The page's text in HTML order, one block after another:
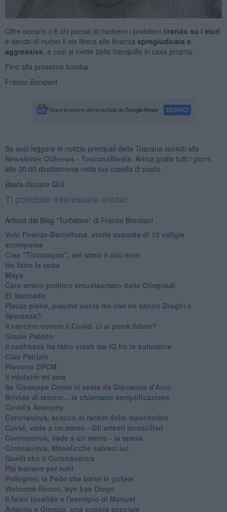
Oltre oceano c’è chi pensa di risolvere i problemi tirando su i muri
e dando di nuovo il via libera alla finanza spregiudicata e
aggressiva, e così si mette bello tranquillo in casa propria.
Fino alla prossima bomba.
Franco Bonciani
Se vuoi leggere le notizie principali della Toscana iscriviti alla
Newsletter QUInews - ToscanaMedia. Arriva gratis tutti i giorni
alle 20:00 direttamente nella tua casella di posta.
Basta cliccare QUI
Ti potrebbe interessare anche:
Articoli dal Blog “Turbative” di Franco Bonciani
Volo Firenze-Barcellona, storia assurda di 12 valigie
scomparse
Ciao "Titostagno", sei stato il mio eroe
Ho fatto la terza
Maya
Caro amico politico entusiasmato dalle Olimpiadi
El Vacinado
Piazze piene, piscine vuote ma che ne sanno Draghi e
Speranza?
​Il vaccino contro il Covid, ci si potrà fidare?
Grazie Pablito
Il cashback ha fatto crash ma IO ho la soluzione
Ciao Patrizio
Piovono DPCM
Il ministro mi ama
Se Giuseppe Conte si veste da Giovanna d'Arco
Brivido di terrore... la chiamano semplificazione
Covid's Anatomy
Coronavirus, scacco al racket delle mascherine
Covid, vade a un metro - Gli arresti domiciliari
Coronavirus, vade a un metro - la spesa
Coronavirus, Menelicche salvaci tu!
Quelli che il Coronavairus
Più banane per tutti
Pellegrini, la Fede che batte le gufate
Welcome Rocco, bye bye Diego
Il falso invalido e l'esempio di Manuel
Arianna e Giorgio, una coppia speciale